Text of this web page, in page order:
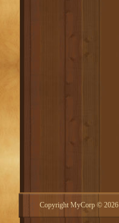
Copyright MyCorp © 2026